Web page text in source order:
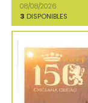
08/08/2026
3 DISPONIBLES